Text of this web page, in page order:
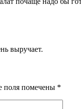
выручает.
поля помечены *